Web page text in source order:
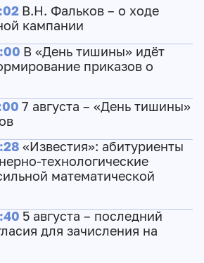
В.Н. Фальков – о ходе
кампании
В «День тишины» идёт
приказов о
7 августа – «День тишины»
«Известия»: абитуриенты
технологические
математической
5 августа – последний
для зачисления на